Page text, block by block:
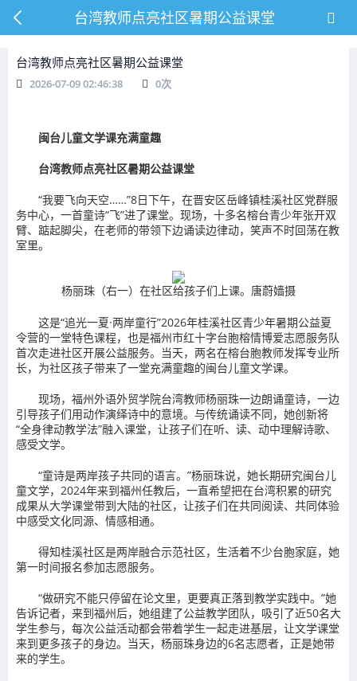
台湾教师点亮社区暑期公益课堂
台湾教师点亮社区暑期公益课堂
2026-07-09 02:46:38 0次
闽台儿童文学课充满童趣
台湾教师点亮社区暑期公益课堂
“我要飞向天空……”8日下午，在晋安区岳峰镇桂溪社区党群服
务中心，一首童诗“飞”进了课堂。现场，十多名榕台青少年张开双
臂、踮起脚尖，在老师的带领下边诵读边律动，笑声不时回荡在教
室里。
杨丽珠（右一）在社区给孩子们上课。唐蔚嫱摄
这是“追光一夏·两岸童行”2026年桂溪社区青少年暑期公益夏
令营的一堂特色课程，也是福州市红十字台胞榕情博爱志愿服务队
首次走进社区开展公益服务。当天，两名在榕台胞教师发挥专业所
长，为社区孩子带来了一堂充满童趣的闽台儿童文学课。
现场，福州外语外贸学院台湾教师杨丽珠一边朗诵童诗，一边
引导孩子们用动作演绎诗中的意境。与传统诵读不同，她创新将
“全身律动教学法”融入课堂，让孩子们在听、读、动中理解诗歌、
感受文学。
“童诗是两岸孩子共同的语言。”杨丽珠说，她长期研究闽台儿
童文学，2024年来到福州任教后，一直希望把在台湾积累的研究
成果从大学课堂带到大陆的社区，让孩子们在共同阅读、共同体验
中感受文化同源、情感相通。
得知桂溪社区是两岸融合示范社区，生活着不少台胞家庭，她
第一时间报名参加志愿服务。
“做研究不能只停留在论文里，更要真正落到教学实践中。”她
告诉记者，来到福州后，她组建了公益教学团队，吸引了近50名大
学生参与，每次公益活动都会带着学生一起走进基层，让文学课堂
来到更多孩子的身边。当天，杨丽珠身边的6名志愿者，正是她带
来的学生。